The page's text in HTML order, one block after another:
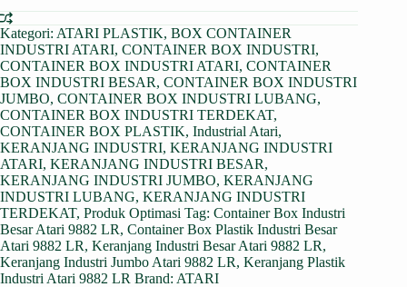
Kategori: ATARI PLASTIK, BOX CONTAINER
INDUSTRI ATARI, CONTAINER BOX INDUSTRI,
CONTAINER BOX INDUSTRI ATARI, CONTAINER
BOX INDUSTRI BESAR, CONTAINER BOX INDUSTRI
JUMBO, CONTAINER BOX INDUSTRI LUBANG,
CONTAINER BOX INDUSTRI TERDEKAT,
CONTAINER BOX PLASTIK, Industrial Atari,
KERANJANG INDUSTRI, KERANJANG INDUSTRI
ATARI, KERANJANG INDUSTRI BESAR,
KERANJANG INDUSTRI JUMBO, KERANJANG
INDUSTRI LUBANG, KERANJANG INDUSTRI
TERDEKAT, Produk Optimasi Tag: Container Box Industri
Besar Atari 9882 LR, Container Box Plastik Industri Besar
Atari 9882 LR, Keranjang Industri Besar Atari 9882 LR,
Keranjang Industri Jumbo Atari 9882 LR, Keranjang Plastik
Industri Atari 9882 LR Brand: ATARI